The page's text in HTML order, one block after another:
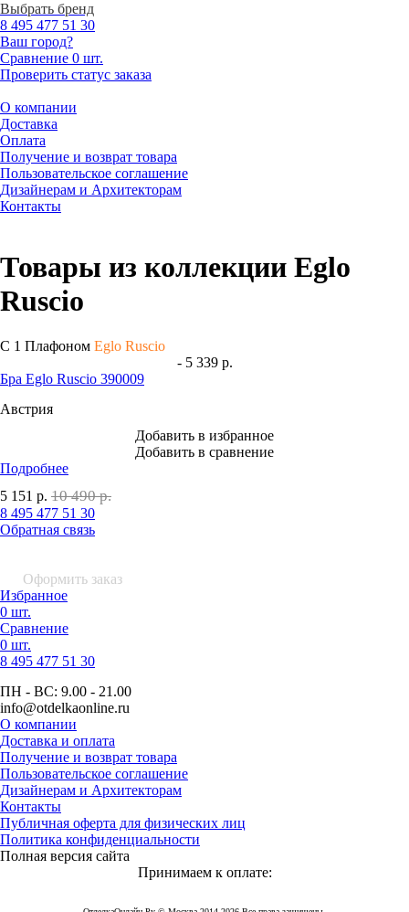
Выбрать бренд
8 495 477 51 30
Ваш город?
Сравнение 0 шт.
Проверить статус заказа
О компании
Доставка
Оплата
Получение и возврат товара
Пользовательское соглашение
Дизайнерам и Архитекторам
Контакты
Товары из коллекции Eglo
Ruscio
С 1 Плафоном Eglo Ruscio
- 5 339 р.
Бра Eglo Ruscio 390009
Австрия
Добавить в избранное
Добавить в сравнение
Подробнее
5 151 р. 10 490 р.
8 495 477 51 30
Обратная связь
Оформить заказ
Избранное
0 шт.
Сравнение
0 шт.
8 495 477 51 30
ПН - ВС: 9.00 - 21.00
info@otdelkaonline.ru
О компании
Доставка и оплата
Получение и возврат товара
Пользовательское соглашение
Дизайнерам и Архитекторам
Контакты
Публичная оферта для физических лиц
Политика конфиденциальности
Полная версия сайта
Принимаем к оплате: